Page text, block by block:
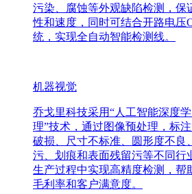
污染、腐蚀等外观缺陷检测，保
性和速度，同时可结合开路电压
统，实现全自动智能检测线。
机器视觉
乔戈里科技采用“人工智能深度
理”技术，通过图像预处理，标
破损、尺寸不标准、圆形度不良
污、划痕和表面残留污等不同行
生产过程中实现高精度检测，帮
毛利率和客户满意度。